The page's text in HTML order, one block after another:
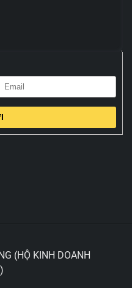
(HỘ KINH DOANH